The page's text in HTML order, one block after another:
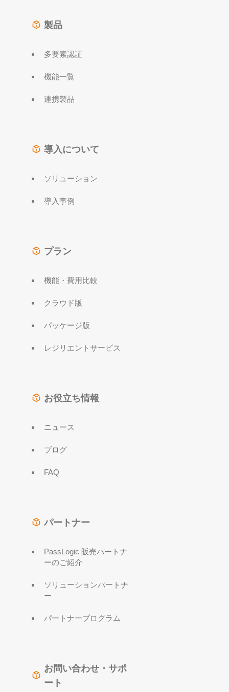
製品
多要素認証
機能一覧
連携製品
導入について
ソリューション
導入事例
プラン
機能・費用比較
クラウド版
パッケージ版
レジリエントサービス
お役立ち情報
ニュース
ブログ
FAQ
パートナー
PassLogic 販売パートナ
ーのご紹介
ソリューションパートナ
ー
パートナープログラム
お問い合わせ・サポ
ート